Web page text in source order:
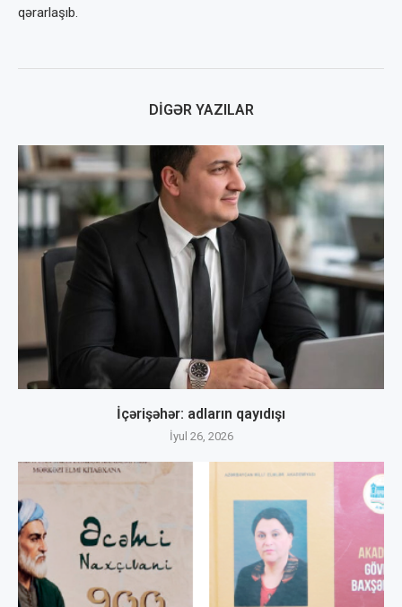
qərarlaşıb.
DIGƏR YAZILAR
İçərişəhər: adların qayıdışı
İyul 26, 2026